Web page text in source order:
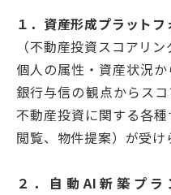
１．資産形成プラット
（不動産投資スコアリン
個人の属性・資産状況
銀行与信の観点からスコ
不動産投資に関する各
閲覧、物件提案）が受け
２．自動AI新築プ